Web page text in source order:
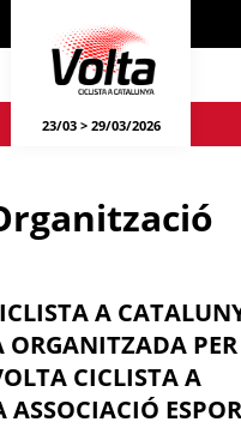
23/03 > 29/03/2026
A
ORGANITZADA PER
CICLISTA A
ASSOCIACIÓ